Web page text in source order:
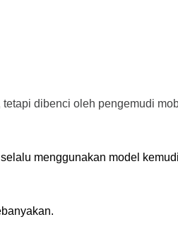
dibenci oleh pengemudi
menggunakan model